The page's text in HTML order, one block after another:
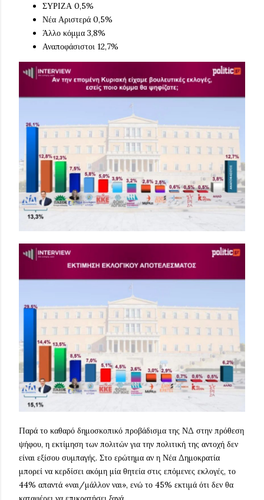
ΣΥΡΙΖΑ 0,5%
Νέα Αριστερά 0,5%
Άλλο κόμμα 3,8%
Αναποφάσιστοι 12,7%
Παρά το καθαρό δημοσκοπικό προβάδισμα της ΝΔ στην πρόθεση
ψήφου, η εκτίμηση των πολιτών για την πολιτική της αντοχή δεν
είναι εξίσου συμπαγής. Στο ερώτημα αν η Νέα Δημοκρατία
μπορεί να κερδίσει ακόμη μία θητεία στις επόμενες εκλογές, το
44% απαντά «ναι/μάλλον ναι», ενώ το 45% εκτιμά ότι δεν θα